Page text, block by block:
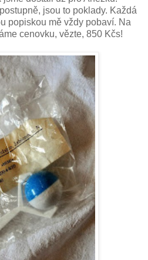
jsou to poklady. Každá
popiskou mě vždy pobaví. Na
cenovku, vězte, 850 Kčs!